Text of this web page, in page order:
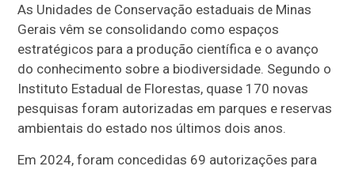
As Unidades de Conservação estaduais de Minas
Gerais vêm se consolidando como espaços
estratégicos para a produção científica e o avanço
do conhecimento sobre a biodiversidade. Segundo o
Instituto Estadual de Florestas, quase 170 novas
pesquisas foram autorizadas em parques e reservas
ambientais do estado nos últimos dois anos.
Em 2024, foram concedidas 69 autorizações para